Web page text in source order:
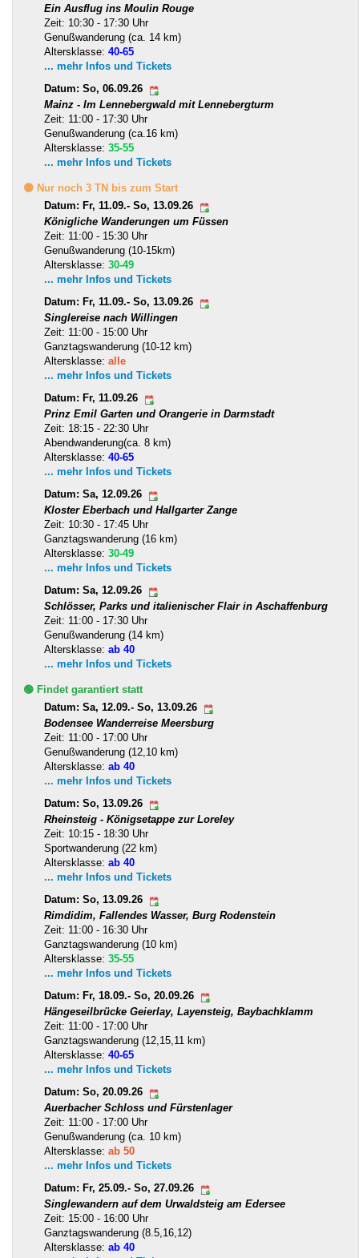
Ein Ausflug ins Moulin Rouge
Zeit: 10:30 - 17:30 Uhr
Genußwanderung (ca. 14 km)
Altersklasse: 40-65
... mehr Infos und Tickets
Datum: So, 06.09.26
Mainz - Im Lennebergwald mit Lennebergturm
Zeit: 11:00 - 17:30 Uhr
Genußwanderung (ca.16 km)
Altersklasse: 35-55
... mehr Infos und Tickets
🟡 Nur noch 3 TN bis zum Start
Datum: Fr, 11.09.- So, 13.09.26
Königliche Wanderungen um Füssen
Zeit: 11:00 - 15:30 Uhr
Genußwanderung (10-15km)
Altersklasse: 30-49
... mehr Infos und Tickets
Datum: Fr, 11.09.- So, 13.09.26
Singlereise nach Willingen
Zeit: 11:00 - 15:00 Uhr
Ganztagswanderung (10-12 km)
Altersklasse: alle
... mehr Infos und Tickets
Datum: Fr, 11.09.26
Prinz Emil Garten und Orangerie in Darmstadt
Zeit: 18:15 - 22:30 Uhr
Abendwanderung(ca. 8 km)
Altersklasse: 40-65
... mehr Infos und Tickets
Datum: Sa, 12.09.26
Kloster Eberbach und Hallgarter Zange
Zeit: 10:30 - 17:45 Uhr
Ganztagswanderung (16 km)
Altersklasse: 30-49
... mehr Infos und Tickets
Datum: Sa, 12.09.26
Schlösser, Parks und italienischer Flair in Aschaffenburg
Zeit: 11:00 - 17:30 Uhr
Genußwanderung (14 km)
Altersklasse: ab 40
... mehr Infos und Tickets
🟢 Findet garantiert statt
Datum: Sa, 12.09.- So, 13.09.26
Bodensee Wanderreise Meersburg
Zeit: 11:00 - 17:00 Uhr
Genußwanderung (12,10 km)
Altersklasse: ab 40
... mehr Infos und Tickets
Datum: So, 13.09.26
Rheinsteig - Königsetappe zur Loreley
Zeit: 10:15 - 18:30 Uhr
Sportwanderung (22 km)
Altersklasse: ab 40
... mehr Infos und Tickets
Datum: So, 13.09.26
Rimdidim, Fallendes Wasser, Burg Rodenstein
Zeit: 11:00 - 16:30 Uhr
Ganztagswanderung (10 km)
Altersklasse: 35-55
... mehr Infos und Tickets
Datum: Fr, 18.09.- So, 20.09.26
Hängeseilbrücke Geierlay, Layensteig, Baybachklamm
Zeit: 11:00 - 17:00 Uhr
Ganztagswanderung (12,15,11 km)
Altersklasse: 40-65
... mehr Infos und Tickets
Datum: So, 20.09.26
Auerbacher Schloss und Fürstenlager
Zeit: 11:00 - 17:00 Uhr
Genußwanderung (ca. 10 km)
Altersklasse: ab 50
... mehr Infos und Tickets
Datum: Fr, 25.09.- So, 27.09.26
Singlewandern auf dem Urwaldsteig am Edersee
Zeit: 15:00 - 16:00 Uhr
Ganztagswanderung (8.5,16,12)
Altersklasse: ab 40